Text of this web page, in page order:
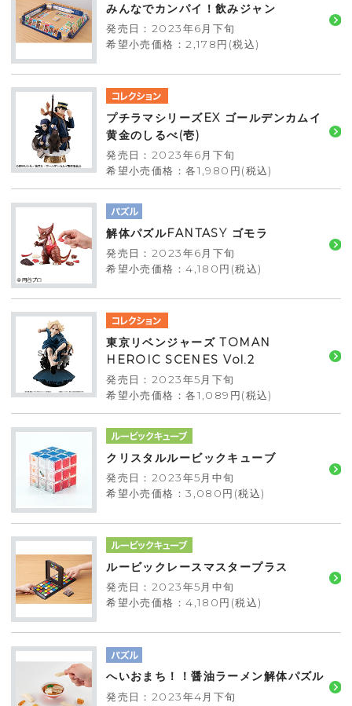
みんなでカンパイ！飲みジャン
発売日：2023年6月下旬
希望小売価格：2,178円(税込)
プチラマシリーズEX ゴールデンカムイ
黄金のしるべ(壱)
発売日：2023年6月下旬
希望小売価格：各1,980円(税込)
解体パズルFANTASY ゴモラ
発売日：2023年6月下旬
希望小売価格：4,180円(税込)
東京リベンジャーズ TOMAN
HEROIC SCENES Vol.2
発売日：2023年5月下旬
希望小売価格：各1,089円(税込)
クリスタルルービックキューブ
発売日：2023年5月中旬
希望小売価格：3,080円(税込)
ルービックレースマスタープラス
発売日：2023年5月中旬
希望小売価格：4,180円(税込)
へいおまち！！醤油ラーメン解体パズル
発売日：2023年4月下旬